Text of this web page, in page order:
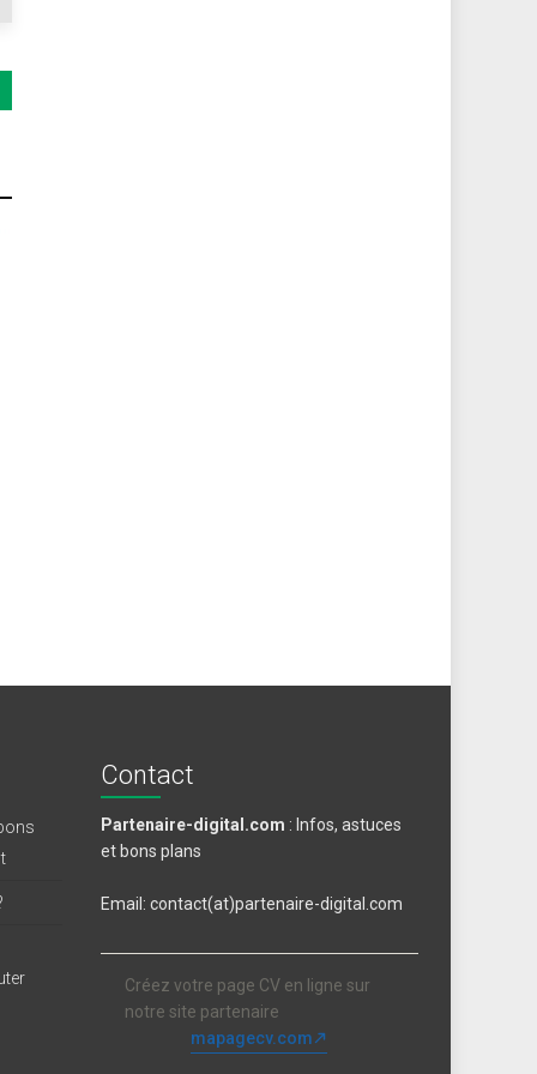
Contact
Partenaire-digital.com : Infos, astuces
et bons plans
Email: contact(at)partenaire-digital.com
Créez votre page CV en ligne sur
notre site partenaire
mapagecv.com